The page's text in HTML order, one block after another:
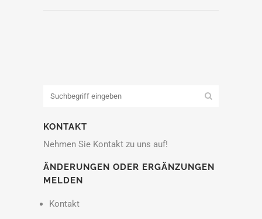
KONTAKT
Nehmen Sie Kontakt zu uns auf!
ÄNDERUNGEN ODER ERGÄNZUNGEN
MELDEN
Kontakt